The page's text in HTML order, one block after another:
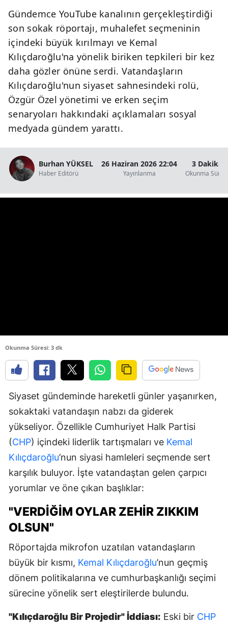
Gündemce YouTube kanalının gerçekleştirdiği
son sokak röportajı, muhalefet seçmeninin
içindeki büyük kırılmayı ve Kemal
Kılıçdaroğlu'na yönelik biriken tepkileri bir kez
daha gözler önüne serdi. Vatandaşların
Kılıçdaroğlu'nun siyaset sahnesindeki rolü,
Özgür Özel yönetimi ve erken seçim
senaryoları hakkındaki açıklamaları sosyal
medyada gündem yarattı.
Burhan YÜKSEL
Haber Editörü
26 Haziran 2026 22:04
Yayınlanma
3 Dakika
Okunma Süresi
Okunma Süresi: 3 dk
Siyaset gündeminde hareketli günler yaşanırken,
sokaktaki vatandaşın nabzı da giderek
yükseliyor. Özellikle Cumhuriyet Halk Partisi
(CHP) içindeki liderlik tartışmaları ve Kemal
Kılıçdaroğlu’nun siyasi hamleleri seçmende sert
karşılık buluyor. İşte vatandaştan gelen çarpıcı
yorumlar ve öne çıkan başlıklar:
"VERDIĞIM OYLAR ZEHIR ZIKKIM
OLSUN"
Röportajda mikrofon uzatılan vatandaşların
büyük bir kısmı, Kemal Kılıçdaroğlu’nun geçmiş
dönem politikalarına ve cumhurbaşkanlığı seçimi
sürecine yönelik sert eleştirilerde bulundu.
"Kılıçdaroğlu Bir Projedir" İddiası: Eski bir CHP